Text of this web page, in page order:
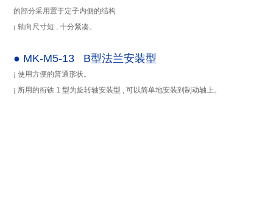
的部分采用置于定子内侧的结构
¡ 轴向尺寸短 , 十分紧凑。
● MK-M5-13 B型法兰安装型
¡ 使用方便的普通形状。
¡ 所用的衔铁 1 型为旋转轴安装型 , 可以简单地安装到制动轴上。